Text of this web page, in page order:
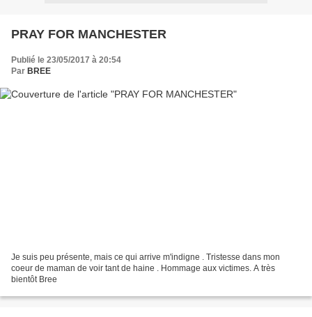
PRAY FOR MANCHESTER
Publié le 23/05/2017 à 20:54
Par BREE
Je suis peu présente, mais ce qui arrive m'indigne . Tristesse dans mon
coeur de maman de voir tant de haine . Hommage aux victimes. A très
bientôt Bree